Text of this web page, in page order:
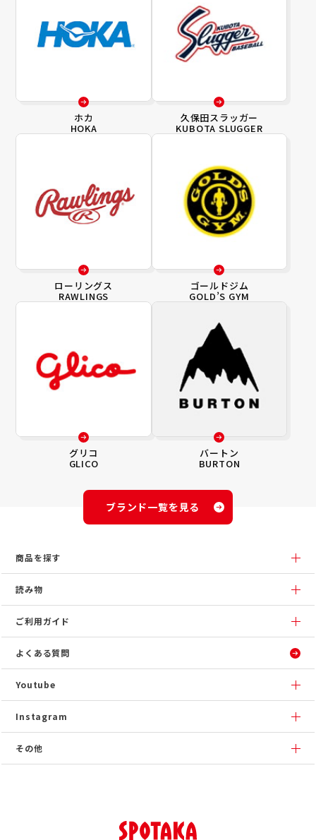
ホカ
HOKA
久保田スラッガー
KUBOTA SLUGGER
ローリングス
RAWLINGS
ゴールドジム
GOLD’S GYM
グリコ
GLICO
バートン
BURTON
ブランド一覧を見る
商品を探す
読み物
ご利用ガイド
よくある質問
Youtube
Instagram
その他